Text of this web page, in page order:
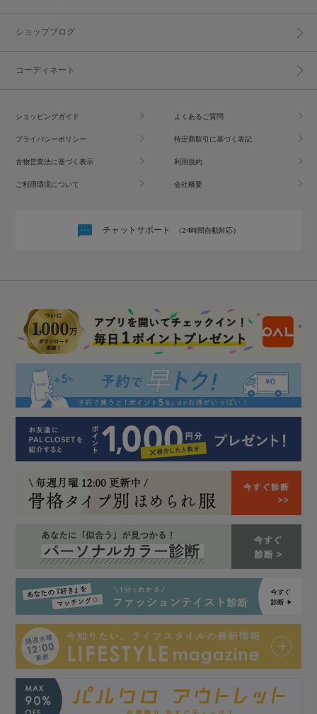
ショップブログ
コーディネート
ショッピングガイド よくあるご質問
プライバシーポリシー 特定商取引に基づく表記
古物営業法に基づく表示 利用規約
ご利用環境について 会社概要
チャットサポート （24時間自動対応）